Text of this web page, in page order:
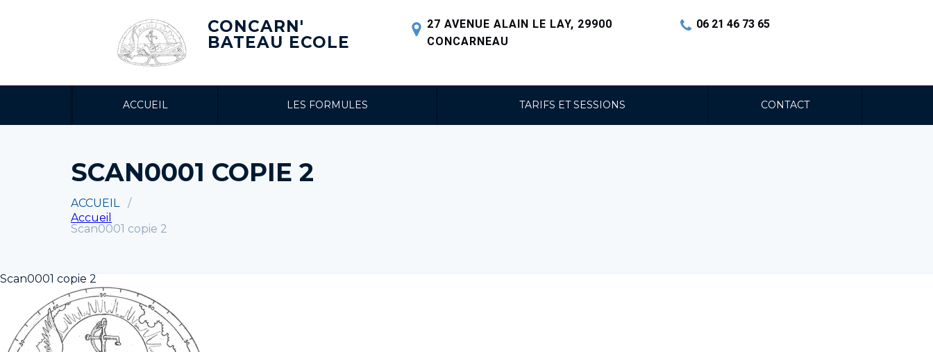
CONCARN'
BATEAU ECOLE
27 AVENUE ALAIN LE LAY, 29900
CONCARNEAU
06 21 46 73 65
ACCUEIL LES FORMULES TARIFS ET SESSIONS CONTACT
SCAN0001 COPIE 2
ACCUEIL
Accueil
Scan0001 copie 2
Scan0001 copie 2